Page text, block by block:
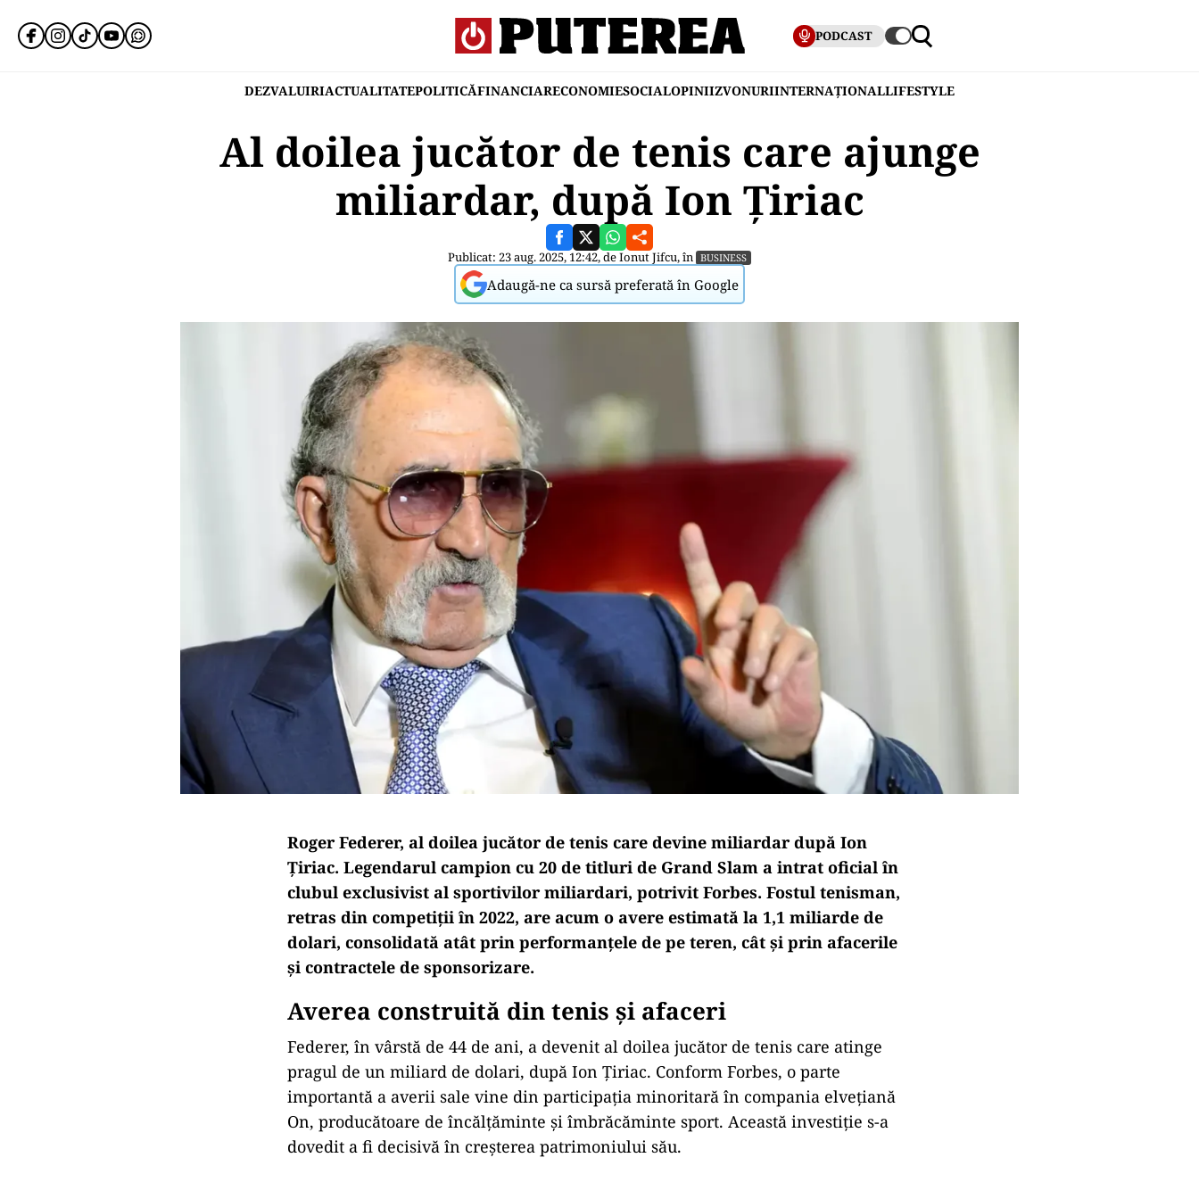
PODCAST
DEZVALUIRIACTUALITATEPOLITICĂFINANCIARECONOMIESOCIALOPINIIZVONURIINTERNAȚIONALLIFESTYLE
Al doilea jucător de tenis care ajunge
miliardar, după Ion Ţiriac
Publicat: 23 aug. 2025, 12:42, deIonut Jifcu, în BUSINESS
Adaugă-ne ca sursă preferată în Google
Roger Federer, al doilea jucător de tenis care devine miliardar după Ion
Țiriac. Legendarul campion cu 20 de titluri de Grand Slam a intrat oficial în
clubul exclusivist al sportivilor miliardari, potrivit Forbes. Fostul tenisman,
retras din competiții în 2022, are acum o avere estimată la 1,1 miliarde de
dolari, consolidată atât prin performanțele de pe teren, cât și prin afacerile
și contractele de sponsorizare.
Averea construită din tenis și afaceri
Federer, în vârstă de 44 de ani, a devenit al doilea jucător de tenis care atinge
pragul de un miliard de dolari, după Ion Țiriac. Conform Forbes, o parte
importantă a averii sale vine din participația minoritară în compania elvețiană
On, producătoare de încălțăminte și îmbrăcăminte sport. Această investiție s-a
dovedit a fi decisivă în creșterea patrimoniului său.